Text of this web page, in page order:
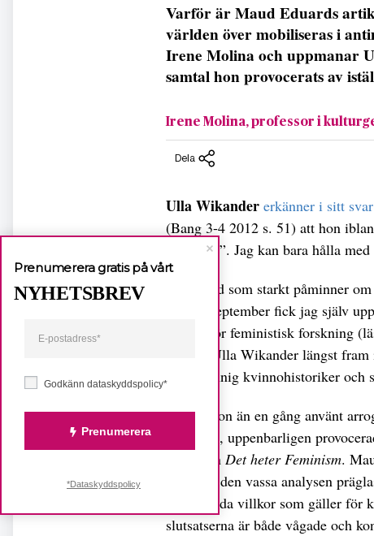
Varför är Maud Eduards
världen över mobiliseras i
Irene Molina och uppmanar
samtal hon provocerats av
Irene Molina, professor i
Dela
Ulla Wikander erkänner i sitt svar
(Bang 3-4 2012 s. 51) att hon
besvärlig”. Jag kan bara hålla
En episod som starkt påminner
den 16 september fick jag själv
Forum för feministisk forskning
Då satt Ulla Wikander längst
namnkunnig kvinnohistoriker och
Nu har hon än en gång använt
, uppenbarligen
antologin Det heter Feminism.
Förutom den vassa analysen
ojämställda villkor som gäller
slutsatserna är både vågade och
Godkänn dataskyddspolicy*
Prenumerera
Prenumerera gratis på vårt
NYHETSBREV
*Dataskyddspolicy